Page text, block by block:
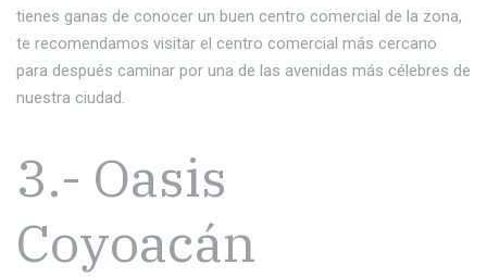
tienes ganas de conocer un buen centro comercial de la zona,
te recomendamos visitar el centro comercial más cercano
para después caminar por una de las avenidas más célebres de
nuestra ciudad.
3.- Oasis
Coyoacán